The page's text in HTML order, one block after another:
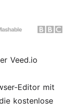
Veed.io
Editor mit
kostenlose